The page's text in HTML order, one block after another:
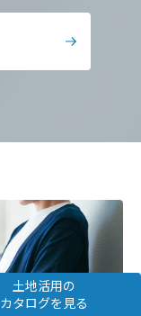
土地活用の
カタログを見る